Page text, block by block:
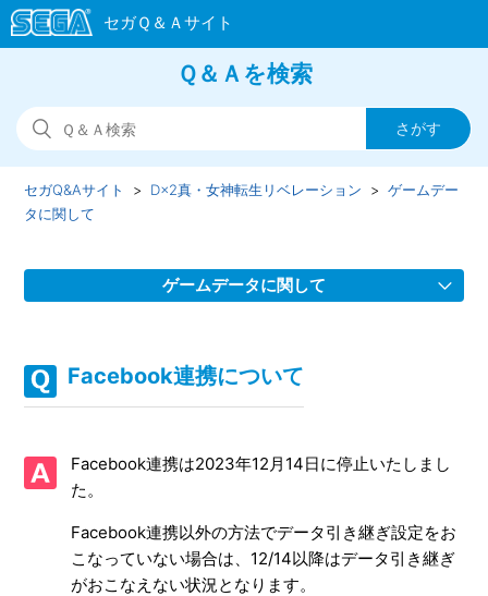
Ｑ＆Ａを検索
セガQ&Aサイト D×2真・女神転生リベレーション
ゲームデー
タに関して
ゲームデータに関して
【重要】データ引き継ぎ設定のお願い
端末が壊れた/誤って初期化してしまったデータを復旧して
ほしい
データ引継ぎ後の元端末のデータについて
異なるOS間のデータ引き継ぎについて
Facebook連携について
Facebook連携は2023年12月14日に停止いたしまし
た。
Facebook連携以外の方法でデータ引き継ぎ設定をお
こなっていない場合は、12/14以降はデータ引き継ぎ
がおこなえない状況となります。